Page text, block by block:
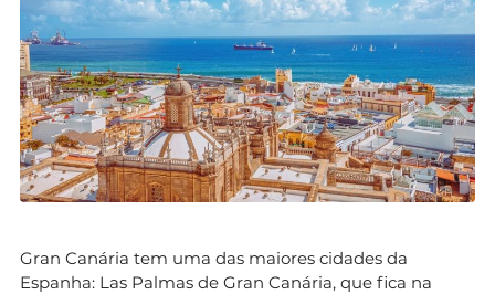
Gran Canária tem uma das maiores cidades da
Espanha: Las Palmas de Gran Canária, que fica na